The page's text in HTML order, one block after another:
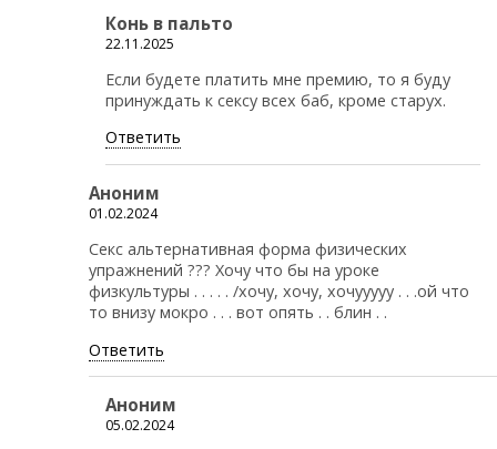
Конь в пальто
22.11.2025
Если будете платить мне премию, то я буду
принуждать к сексу всех баб, кроме старух.
Ответить
Аноним
01.02.2024
Секс альтернативная форма физических
упражнений ??? Хочу что бы на уроке
физкультуры . . . . . /хочу, хочу, хочууууу . . .ой что
то внизу мокро . . . вот опять . . блин . .
Ответить
Аноним
05.02.2024